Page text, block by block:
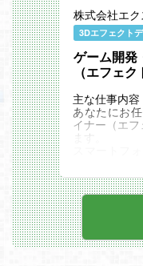
ター・エンジ
はたらく環境
【働き方改革
エクストリ
て、休日休暇
度を策定し
た環境を整
育休取得・復
て長く働き
・年間休日
・育児休暇
・豊島区ワ
定企業（第
【出社体制に
参画するプ
が、全社員
での勤務を
エクストリ
貫してクリエ
ジタル人材が
開してきまし
リ開発、
ラットフォ
がっています。
社員数はグ
エンジニア
ター、プラ
クライアン
イターとエ
くり課題を
ジェクトに
せず、常に
のがメリット
エクストリ
ハウを共有
株式会社エ
3Dエフェクト
ゲーム開発
（エフェク
主な仕事内容
あなたにお
イナー（エ
ます。
どのゲーム
担当頂きます
・ゲームの
└攻撃（打撃
└バフ、デバ
└状態異常（
└背景（吹雪